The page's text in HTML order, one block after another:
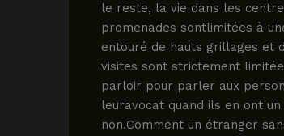
le reste, la vie dans les
promenades sontlimitées à
entouré de hauts grillages et
visites sont strictement
parloir pour parler aux
leuravocat quand ils en ont
non.Comment un étranger